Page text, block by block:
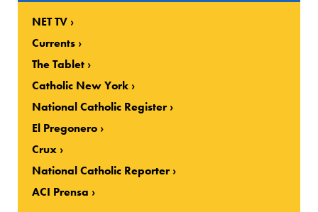
NET TV
Currents
The Tablet
Catholic New York
National Catholic Register
El Pregonero
Crux
National Catholic Reporter
ACI Prensa